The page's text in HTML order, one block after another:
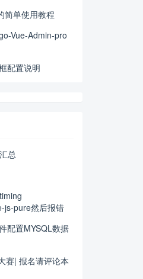
简单使用教程
Vue-Admin-pro
配置说明
总
js-pure然后报错
配置MYSQL数据
赛| 报名请评论本